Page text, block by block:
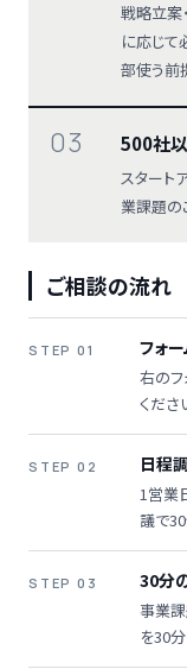
戦略立案
に応じて
部使う前
03 500社
スタート
業課題の
ご相談の流れ
STEP 01 フォ
右のフ
くださ
STEP 02 日程
1営業
議で
STEP 03 30分
事業課
を30分